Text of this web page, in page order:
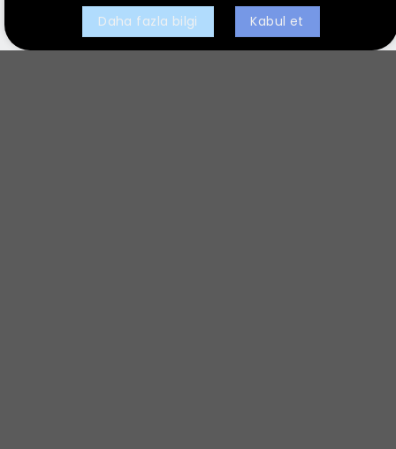
Daha fazla bilgi Kabul et